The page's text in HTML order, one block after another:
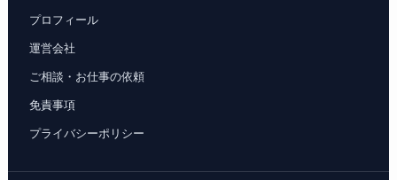
プロフィール
運営会社
ご相談・お仕事の依頼
免責事項
プライバシーポリシー